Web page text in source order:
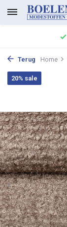
Terug Home
20% sale